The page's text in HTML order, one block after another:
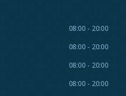
08:00 - 20:00
08:00 - 20:00
08:00 - 20:00
08:00 - 20:00